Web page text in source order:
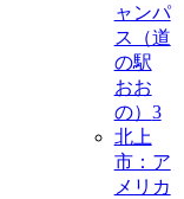
ャンパ
ス（道
の駅
おお
の） 3
北上
市：ア
メリカ